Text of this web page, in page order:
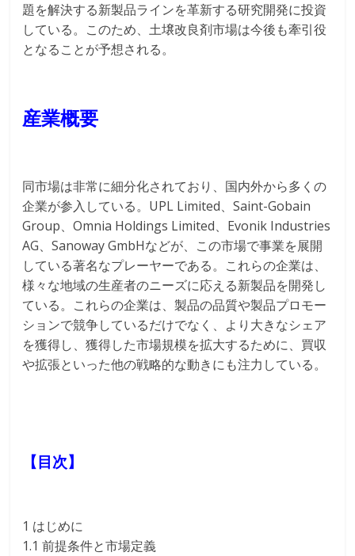
題を解決する新製品ラインを革新する研究開発に投資
している。このため、土壌改良剤市場は今後も牽引役
となることが予想される。
産業概要
同市場は非常に細分化されており、国内外から多くの
企業が参入している。UPL Limited、Saint-Gobain
Group、Omnia Holdings Limited、Evonik Industries
AG、Sanoway GmbHなどが、この市場で事業を展開
している著名なプレーヤーである。これらの企業は、
様々な地域の生産者のニーズに応える新製品を開発し
ている。これらの企業は、製品の品質や製品プロモー
ションで競争しているだけでなく、より大きなシェア
を獲得し、獲得した市場規模を拡大するために、買収
や拡張といった他の戦略的な動きにも注力している。
【目次】
1 はじめに
1.1 前提条件と市場定義